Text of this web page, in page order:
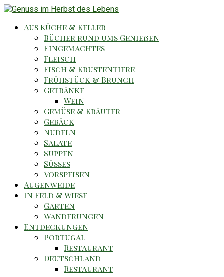
Aus Küche & Keller
Bücher rund ums Genießen
Eingemachtes
Fleisch
Fisch & Krustentiere
Frühstück & Brunch
Getränke
Wein
Gemüse & Kräuter
Gebäck
Nudeln
Salate
Suppen
Süsses
Vorspeisen
Augenweide
In Feld & Wiese
Garten
Wanderungen
Entdeckungen
Portugal
Restaurant
Deutschland
Restaurant